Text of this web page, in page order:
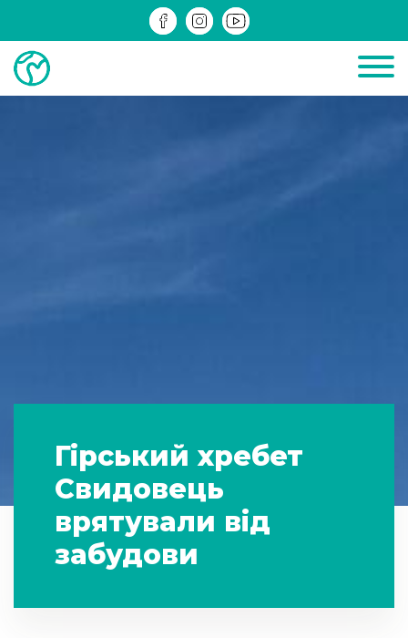
ДІЮЧІ
Гірський хребет
Свидовець
врятували від
забудови